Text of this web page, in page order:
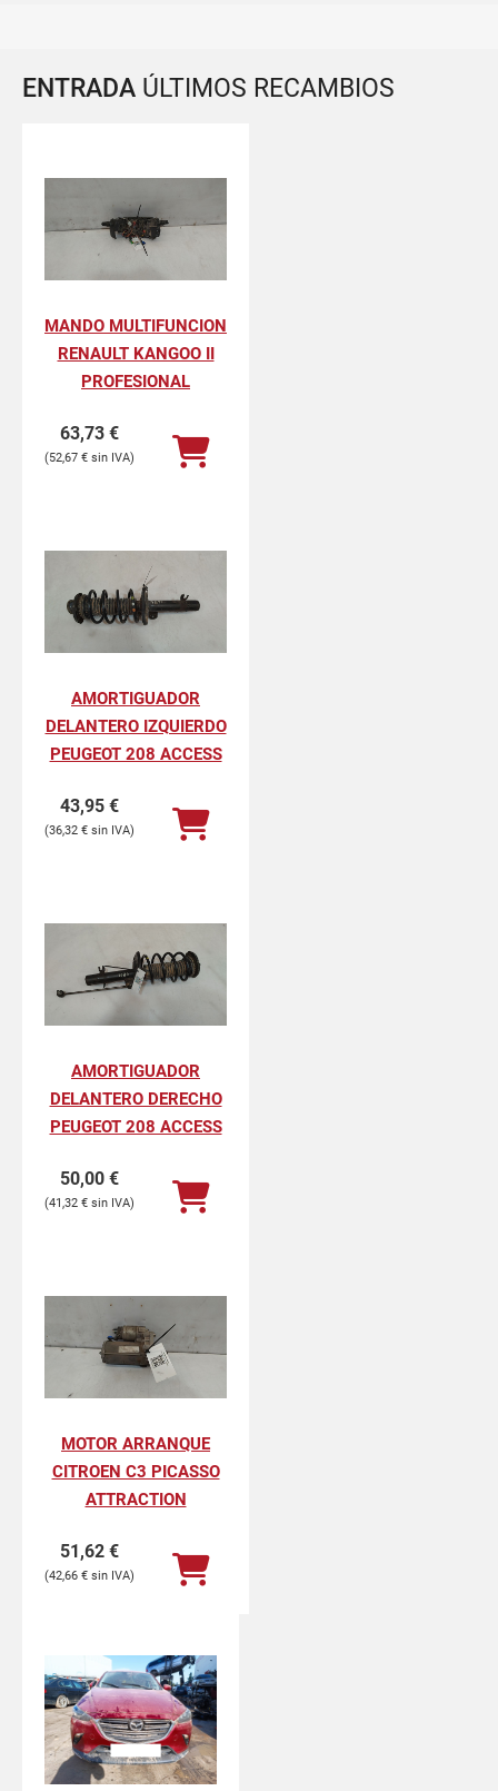
ENTRADA ÚLTIMOS RECAMBIOS
MANDO MULTIFUNCION
RENAULT KANGOO II
PROFESIONAL
63,73 €
52,67 €
AMORTIGUADOR
DELANTERO IZQUIERDO
PEUGEOT 208 ACCESS
43,95 €
36,32 €
AMORTIGUADOR
DELANTERO DERECHO
PEUGEOT 208 ACCESS
50,00 €
41,32 €
MOTOR ARRANQUE
CITROEN C3 PICASSO
ATTRACTION
51,62 €
42,66 €